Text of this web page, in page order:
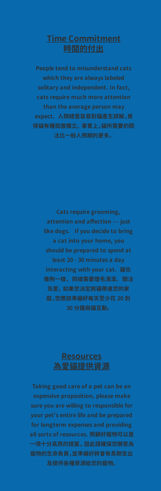
Time Commitment
時間的付出
People tend to misunderstand cats
which they are always labeled
solitary and independent. In fact,
cats require much more attention
than the average person may
expect. 人類總是容易對貓產生誤解，覺
得貓有種孤傲獨立。 事實上，貓所需要的關
注比一般人預期的更多。
Cats require grooming,
attention and affection --- just
like dogs. If you decide to bring
a cat into your home, you
should be prepared to spend at
least 20 - 30 minutes a day
interacting with your cat. 貓也
像狗一樣， 同樣需要理毛清潔、 關注
及愛。 如果您決定將貓帶進您的家
庭，您應該準備好每天至少花 20 到
30 分鐘與貓互動。
Resources
為愛貓提供資源
Taking good care of a pet can be an
expensive proposition, please make
sure you are willing to responsible for
your pet's entire life and be prepared
for longterm expenses and providing
all sorts of resources. 照顧好寵物可以是
一項十分高昂的提案， 因此請確保您願意為
寵物的生命負責，並準備好將會有長期支出
及提供各種資源給您的寵物。